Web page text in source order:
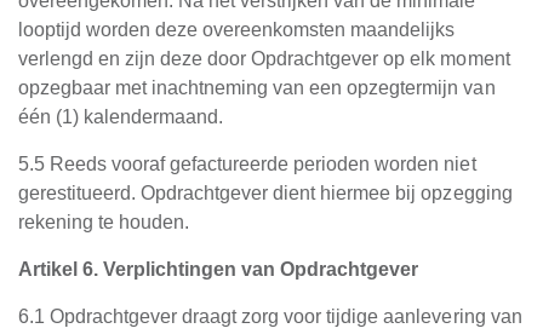
looptijd worden deze overeenkomsten maandelijks
verlengd en zijn deze door Opdrachtgever op elk moment
opzegbaar met inachtneming van een opzegtermijn van
één (1) kalendermaand.
5.5 Reeds vooraf gefactureerde perioden worden niet
gerestitueerd. Opdrachtgever dient hiermee bij opzegging
rekening te houden.
Artikel 6. Verplichtingen van Opdrachtgever
6.1 Opdrachtgever draagt zorg voor tijdige aanlevering van